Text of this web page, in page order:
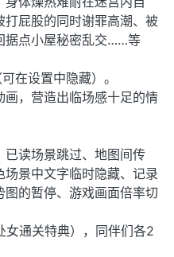
屁股的同时谢罪高潮、被
据点小屋秘密乱交……等
在设置中隐藏）。
，营造出临场感十足的情
读场景跳过、地图间传
景中文字临时隐藏、记录
的暂停、游戏画面倍率切
女通关特典），同伴们各2